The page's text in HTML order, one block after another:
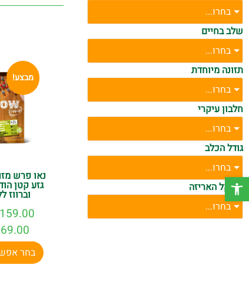
פתח סרגל נגישות
בחרו...
שלב בחיים
בחרו...
תזונה מיוחדת
בחרו...
חלבון עיקרי
בחרו...
גודל הכלב
בחרו...
משקל האריזה
בחרו...
מבצע!
נאו פרש
גזע קטן
וברווז
159.00
בחר